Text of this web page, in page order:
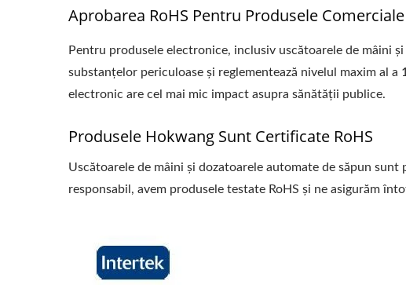
Aprobarea RoHS Pentru Produsele
Pentru produsele electronice, inclusiv uscătoarele de mâini
substanțelor periculoase și reglementează nivelul maxim al
electronic are cel mai mic impact asupra sănătății publice.
Produsele Hokwang Sunt Certificate RoHS
Uscătoarele de mâini și dozatoarele automate de săpun
responsabil, avem produsele testate RoHS și ne asigurăm